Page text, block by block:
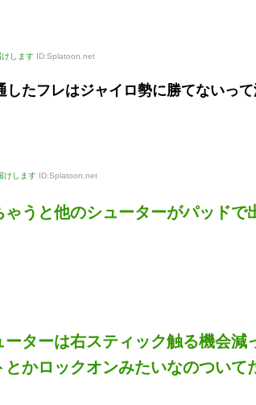
けします ID:Splatoon.net
したフレはジャイロ勢に勝てないっ
けします ID:Splatoon.net
ゃうと他のシューターがパッドで
ーターは右スティック触る機会減
とかロックオンみたいなのついて